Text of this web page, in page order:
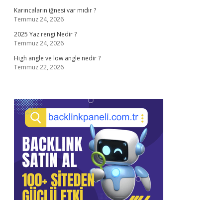
Karıncaların iğnesi var mıdır ?
Temmuz 24, 2026
2025 Yaz rengi Nedir ?
Temmuz 24, 2026
High angle ve low angle nedir ?
Temmuz 22, 2026